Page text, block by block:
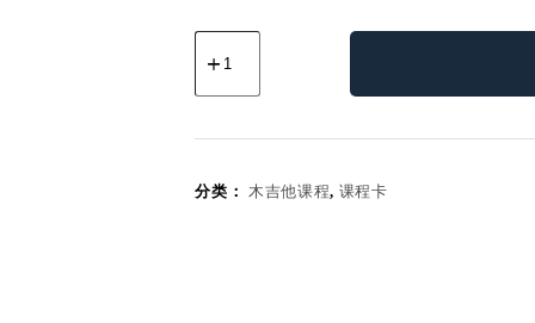
木
吉
量
分类： 木吉他课程, 课程卡